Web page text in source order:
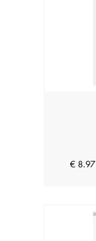
€ 8.97